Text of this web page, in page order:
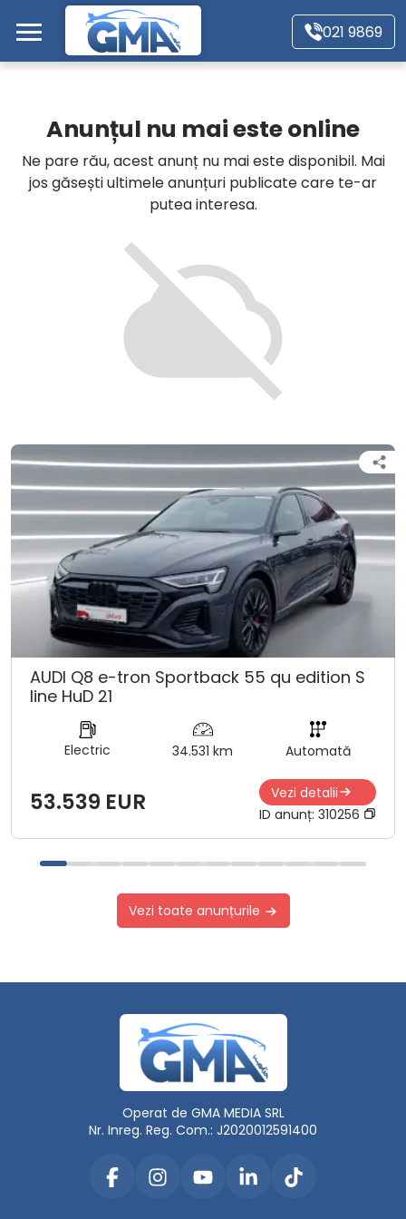
Mergi direct la conținutul principal
021 9869
Autoturisme
Motociclete
Autoutilitare
Alte tipuri vehicule
Anunțul nu mai este online
Ne pare rău, acest anunț nu mai este disponibil. Mai
jos găsești ultimele anunțuri publicate care te-ar
putea interesa.
AUDI Q8 e-tron Sportback 55 qu edition S
line HuD 21
Electric 34.531 km Automată
53.539 EUR
Vezi detalii
ID anunț: 310256
Vezi toate anunțurile
Operat de GMA MEDIA SRL
Nr. Inreg. Reg. Com.: J2020012591400